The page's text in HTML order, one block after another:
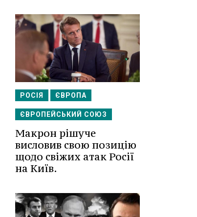
РОСІЯ ЄВРОПА
ЄВРОПЕЙСЬКИЙ СОЮЗ
Макрон рішуче
висловив свою позицію
щодо свіжих атак Росії
на Київ.